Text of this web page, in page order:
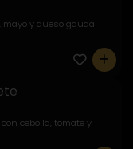
mayo y queso gauda
0
cebolla, tomate y